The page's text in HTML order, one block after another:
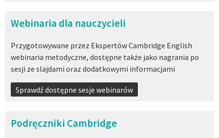
Webinaria dla nauczycieli
Przygotowywane przez Ekspertów Cambridge English
webinaria metodyczne, dostępne także jako nagrania po
sesji ze slajdami oraz dodatkowymi informacjami
Sprawdź dostępne sesje webinarów
Podręczniki Cambridge